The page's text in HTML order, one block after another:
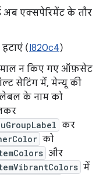
अब एक्सपेरिमेंट के तौर
(I820c4)
न किए गए ऑफ़सेट
सेटिंग में, मेन्यू की
लेबल के नाम को
कर
को
और
में